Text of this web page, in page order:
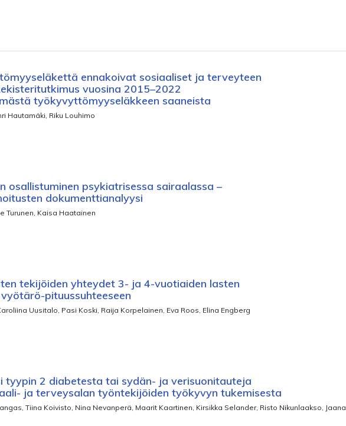
ennakoivat sosiaaliset ja terveyteen
vuosina 2015–2022
työkyvyttömyyseläkkeen saaneista
Hautamäki, Riku Louhimo
osallistuminen psykiatrisessa sairaalassa –
dokumenttianalyysi
Turunen, Kaisa Haatainen
tekijöiden yhteydet 3- ja 4-vuotiaiden lasten
pituussuhteeseen
Uusitalo, Pasi Koski, Raija Korpelainen, Eva Roos, Elina Engberg
tyypin 2 diabetesta tai sydän- ja verisuonitauteja
ja terveysalan työntekijöiden työkyvyn tukemisesta
Tiina Koivisto, Nina Nevanperä, Maarit Kaartinen, Kirsikka Selander, Risto Nikunlaakso, Jaana